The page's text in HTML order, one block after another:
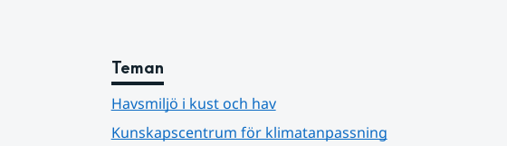
Teman
Havsmiljö i kust och hav
Kunskapscentrum för klimatanpassning